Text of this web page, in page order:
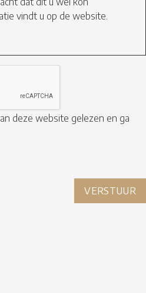
deze website gelezen en ga
VERSTUUR